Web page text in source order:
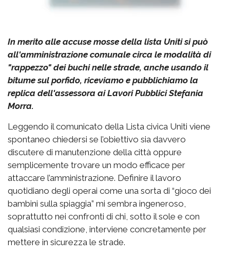
In merito alle accuse mosse della lista Uniti si può
all'amministrazione comunale circa le modalità di
"rappezzo" dei buchi nelle strade, anche usando il
bitume sul porfido, riceviamo e pubblichiamo la
replica dell'assessora ai Lavori Pubblici Stefania
Morra.
Leggendo il comunicato della Lista civica Uniti viene
spontaneo chiedersi se l’obiettivo sia davvero
discutere di manutenzione della città oppure
semplicemente trovare un modo efficace per
attaccare l’amministrazione. Definire il lavoro
quotidiano degli operai come una sorta di “gioco dei
bambini sulla spiaggia” mi sembra ingeneroso,
soprattutto nei confronti di chi, sotto il sole e con
qualsiasi condizione, interviene concretamente per
mettere in sicurezza le strade.